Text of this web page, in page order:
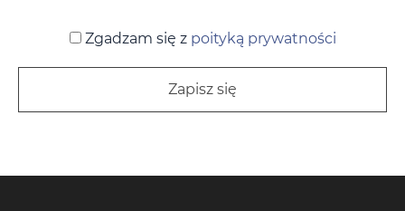
Zgadzam się z poityką prywatności